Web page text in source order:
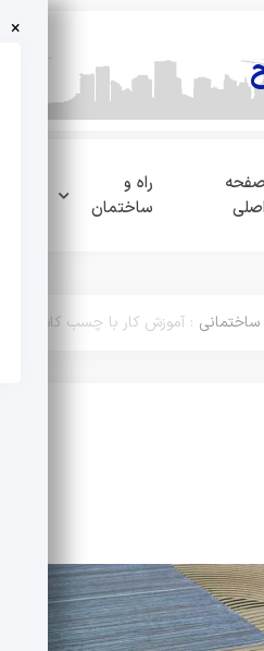
صفحه
اصلی
راه و
ساختمان
×
: آموزش کار با چسب کاشی